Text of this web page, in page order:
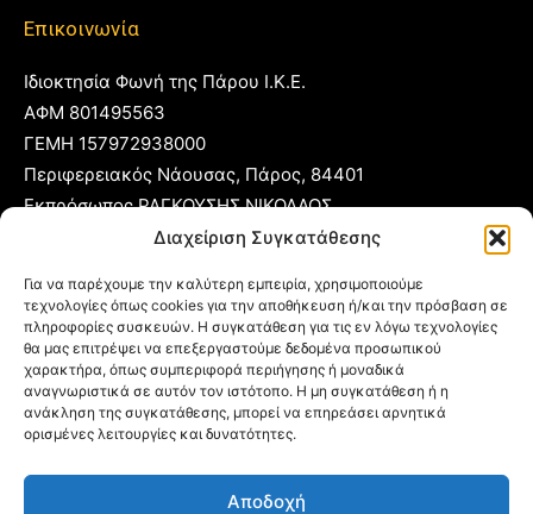
Διαχείριση Συγκατάθεσης
Για να παρέχουμε την καλύτερη εμπειρία, χρησιμοποιούμε
τεχνολογίες όπως cookies για την αποθήκευση ή/και την πρόσβαση σε
πληροφορίες συσκευών. Η συγκατάθεση για τις εν λόγω τεχνολογίες
θα μας επιτρέψει να επεξεργαστούμε δεδομένα προσωπικού
χαρακτήρα, όπως συμπεριφορά περιήγησης ή μοναδικά
αναγνωριστικά σε αυτόν τον ιστότοπο. Η μη συγκατάθεση ή η
ανάκληση της συγκατάθεσης, μπορεί να επηρεάσει αρνητικά
ορισμένες λειτουργίες και δυνατότητες.
Αποδοχή
Επικοινωνία
Ιδιοκτησία Φωνή της Πάρου Ι.Κ.Ε.
ΑΦΜ 801495563
ΓΕΜΗ 157972938000
Περιφερειακός Νάουσας, Πάρος, 84401
Εκπρόσωπος ΡΑΓΚΟΥΣΗΣ ΝΙΚΟΛΑΟΣ
Κ:6977 248885
E:foni@typoparos.gr(για αγγελίες:sales@typoparos.gr)
Πολιτική απορρήτου & Cookies